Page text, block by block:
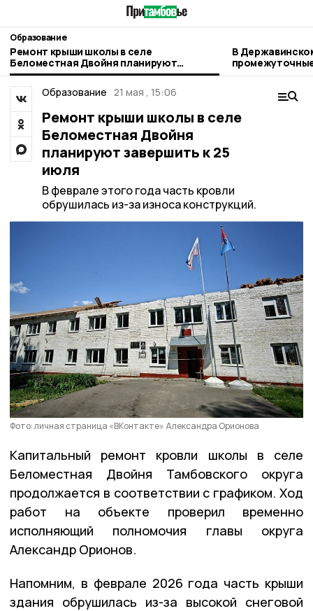
Образование
Ремонт крыши школы в селе
Беломестная Двойня планируют
завершить к 25 июля
В
кампании
Образование 21 мая , 15:06
Ремонт крыши школы в селе
Беломестная Двойня
планируют завершить к 25
июля
В феврале этого года часть кровли
обрушилась из-за износа конструкций.
Фото: личная страница «ВКонтакте» Александра Орионова
Капитальный ремонт кровли школы в селе
Беломестная Двойня Тамбовского округа
продолжается в соответствии с графиком. Ход
работ на объекте проверил временно
исполняющий полномочия главы округа
Александр Орионов.
Напомним, в феврале 2026 года часть крыши
здания обрушилась из-за высокой снеговой